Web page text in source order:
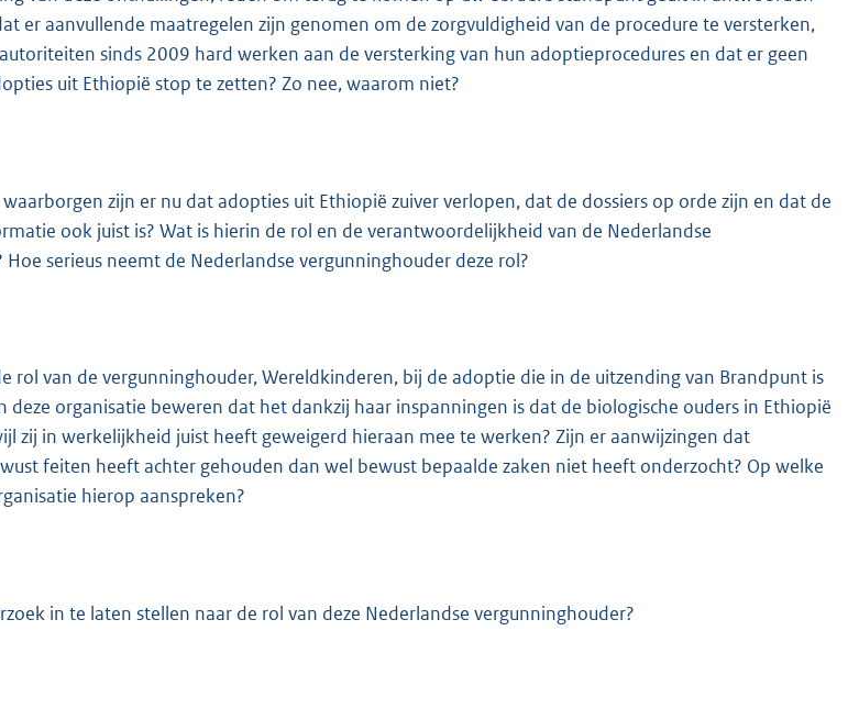
:
4
2
K
er aanvullende maatregelen zijn genomen om de zorgvuldigheid van de procedure te versterken,
sinds 2009 hard werken aan de versterking van hun adoptieprocedures en dat er geen
uit Ethiopië stop te zetten? Zo nee, waarom niet?
zijn er nu dat adopties uit Ethiopië zuiver verlopen, dat de dossiers op orde zijn en dat de
ook juist is? Wat is hierin de rol en de verantwoordelijkheid van de Nederlandse
serieus neemt de Nederlandse vergunninghouder deze rol?
rol van de vergunninghouder, Wereldkinderen, bij de adoptie die in de uitzending van Brandpunt is
deze organisatie beweren dat het dankzij haar inspanningen is dat de biologische ouders in Ethiopië
zij in werkelijkheid juist heeft geweigerd hieraan mee te werken? Zijn er aanwijzingen dat
feiten heeft achter gehouden dan wel bewust bepaalde zaken niet heeft onderzocht? Op welke
hierop aanspreken?
in te laten stellen naar de rol van deze Nederlandse vergunninghouder?